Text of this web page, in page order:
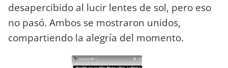
desapercibido al lucir lentes de sol, pero eso
no pasó. Ambos se mostraron unidos,
compartiendo la alegría del momento.